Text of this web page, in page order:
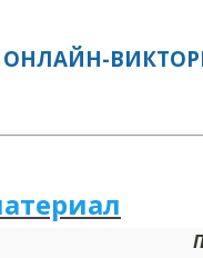
атериал